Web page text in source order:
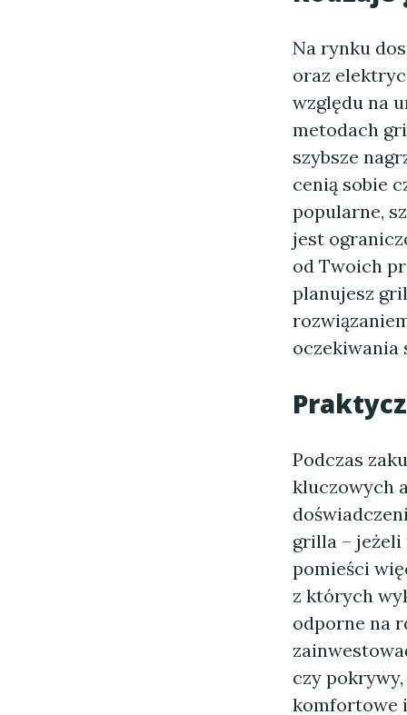
Na rynku
oraz
względu na
metodach
szybsze
cenią sobie
popularne,
jest
od Twoich
planujesz
oczekiwania
Podczas
kluczowych
grilla – jeżeli
pomieści
z których
odporne na
czy
komfortowe